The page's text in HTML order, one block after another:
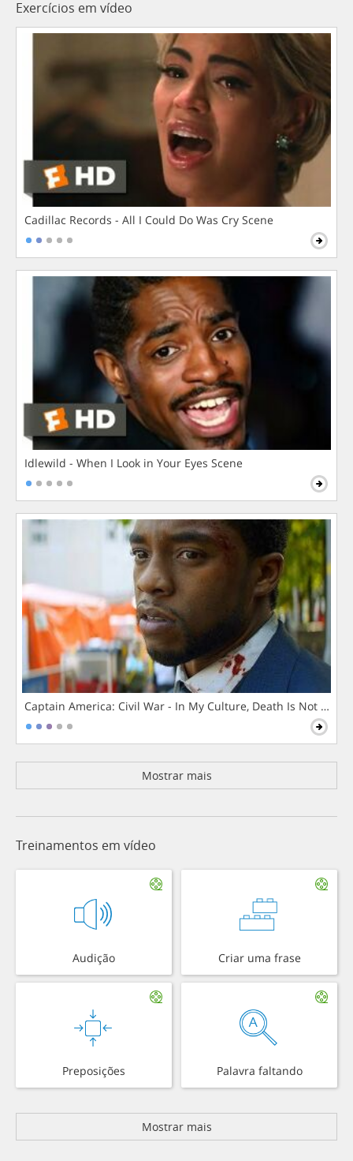
Exercícios em vídeo
Cadillac Records - All I Could Do Was Cry Scene
Idlewild - When I Look in Your Eyes Scene
Captain America: Civil War - In My Culture, Death Is Not The
Mostrar mais
Treinamentos em vídeo
Audição Criar uma frase
Preposições Palavra faltando
Mostrar mais